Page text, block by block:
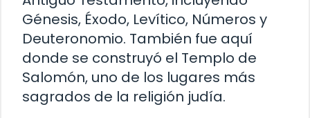
Génesis, Éxodo, Levítico, Números y
Deuteronomio. También fue aquí
donde se construyó el Templo de
Salomón, uno de los lugares más
sagrados de la religión judía.